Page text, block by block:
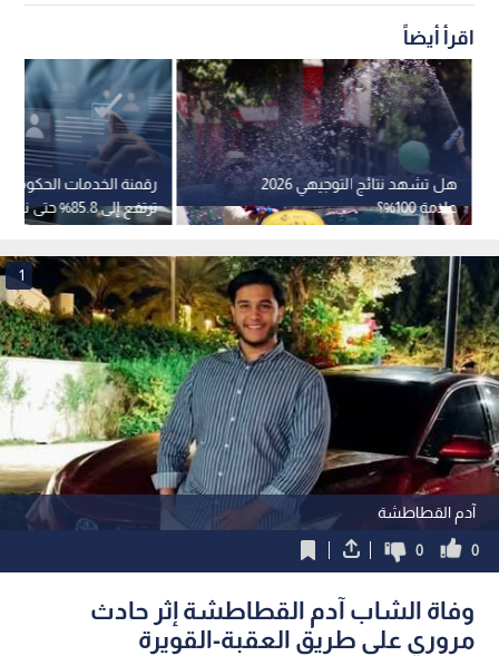
اقرأ أيضاً
رقمنة الخدمات
ترتفع إلى 85.8%
الأول من 2026
هل تشهد نتائج التوجيهي 2026
علامة 100%؟
آدم القطاطشة
1
0
0
وفاة الشاب آدم القطاطشة إثر حادث
مروري على طريق العقبة-القويرة